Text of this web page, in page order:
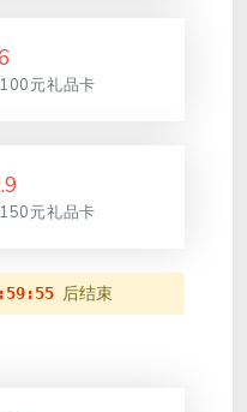
元礼品卡
元礼品卡
后结束